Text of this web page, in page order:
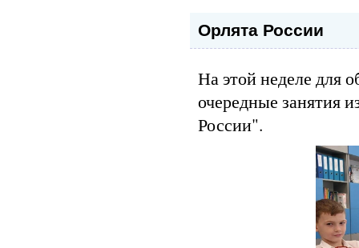
Орлята России
На этой неделе для
очередные занятия
России".